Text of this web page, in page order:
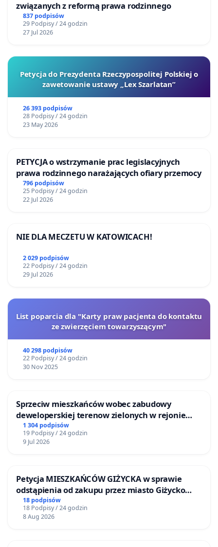
związanych z reformą prawa rodzinnego
837 podpisów
29 Podpisy / 24 godzin
27 Jul 2026
Petycja do Prezydenta Rzeczypospolitej Polskiej o
zawetowanie ustawy „Lex Szarlatan”
26 393 podpisów
28 Podpisy / 24 godzin
23 May 2026
PETYCJA o wstrzymanie prac legislacyjnych
prawa rodzinnego narażających ofiary przemocy
796 podpisów
25 Podpisy / 24 godzin
22 Jul 2026
NIE DLA MECZETU W KATOWICACH!
2 029 podpisów
22 Podpisy / 24 godzin
29 Jul 2026
List poparcia dla "Karty praw pacjenta do kontaktu
ze zwierzęciem towarzyszącym"
40 298 podpisów
22 Podpisy / 24 godzin
30 Nov 2025
Sprzeciw mieszkańców wobec zabudowy
deweloperskiej terenow zielonych w rejonie
Bulwarów Straceńskich w Bielsku-Białej
1 304 podpisów
19 Podpisy / 24 godzin
9 Jul 2026
Petycja MIESZKAŃCÓW GIŻYCKA w sprawie
odstąpienia od zakupu przez miasto Giżycko
nieruchomości położonej nad jeziorem Niegocin
18 podpisów
18 Podpisy / 24 godzin
8 Aug 2026